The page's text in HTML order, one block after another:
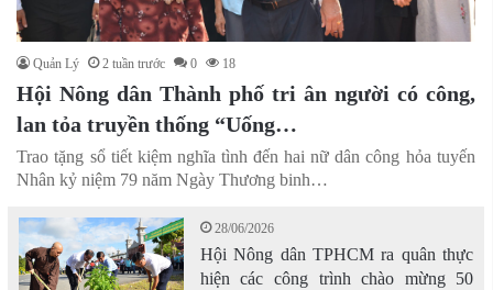
Quản Lý 2 tuần trước 0 18
Hội Nông dân Thành phố tri ân người có công,
lan tỏa truyền thống “Uống…
Trao tặng sổ tiết kiệm nghĩa tình đến hai nữ dân công hỏa tuyến
Nhân kỷ niệm 79 năm Ngày Thương binh…
28/06/2026
Hội Nông dân TPHCM ra quân thực
hiện các công trình chào mừng 50